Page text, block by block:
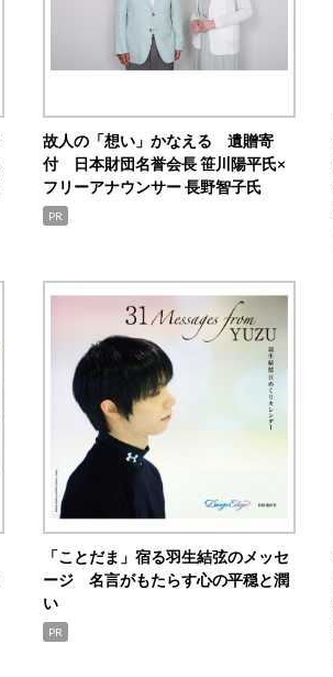
故人の「想い」かなえる 遺贈寄
付 日本財団名誉会長 笹川陽平氏×
フリーアナウンサー 長野智子氏
PR
「ことだま」宿る羽生結弦のメッセ
ージ 名言がもたらす心の平穏と潤
い
PR